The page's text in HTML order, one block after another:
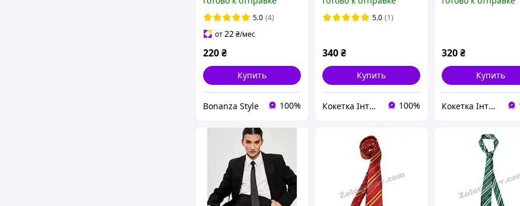
100% хлопок BW Cotton
5.0 (4)
от22₴/мес
220₴
Купить
Bonanza Style 100%
5.0 (1)
340₴
Купить
Кокетка Інтернет Магазин 100%
320₴
Купить
Кокетка Інтернет Магазин